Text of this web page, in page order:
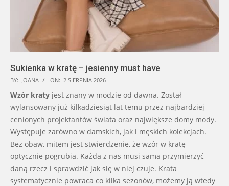
Sukienka w kratę – jesienny must have
BY: JOANA ON: 2 SIERPNIA 2026
Wzór kraty jest znany w modzie od dawna. Został
wylansowany już kilkadziesiąt lat temu przez najbardziej
cenionych projektantów świata oraz największe domy mody.
Występuje zarówno w damskich, jak i męskich kolekcjach.
Bez obaw, mitem jest stwierdzenie, że wzór w kratę
optycznie pogrubia. Każda z nas musi sama przymierzyć
daną rzecz i sprawdzić jak się w niej czuje. Krata
systematycznie powraca co kilka sezonów, możemy ją wtedy